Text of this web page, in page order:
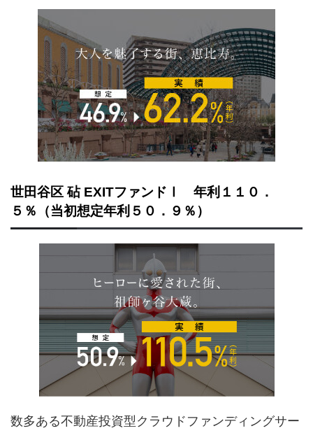
世田谷区 砧 EXITファンドⅠ 年利１１０．
５％（当初想定年利５０．９％）
数多ある不動産投資型クラウドファンディングサー